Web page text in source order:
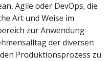
Agile oder DevOps, die
Art und Weise im
zur Anwendung
der diversen
Produktionsprozess zu